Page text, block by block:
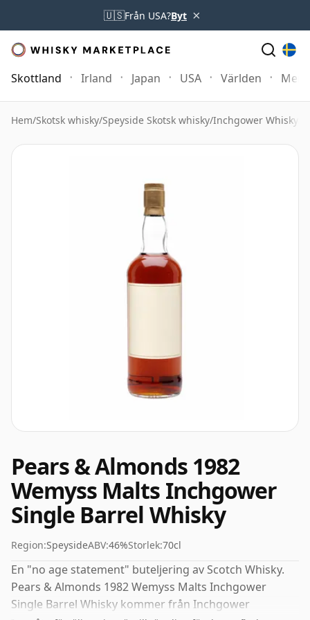
🇺🇸Från USA?Byt ×
Skottland Irland Japan USA Världen Mer
Hem/Skotsk whisky/Speyside Skotsk whisky/Inchgower Whisky
Pears & Almonds 1982
Wemyss Malts Inchgower
Single Barrel Whisky
Region:SpeysideABV:46%Storlek:70cl
En "no age statement" buteljering av Scotch Whisky.
Pears & Almonds 1982 Wemyss Malts Inchgower
Single Barrel Whisky kommer från Inchgower